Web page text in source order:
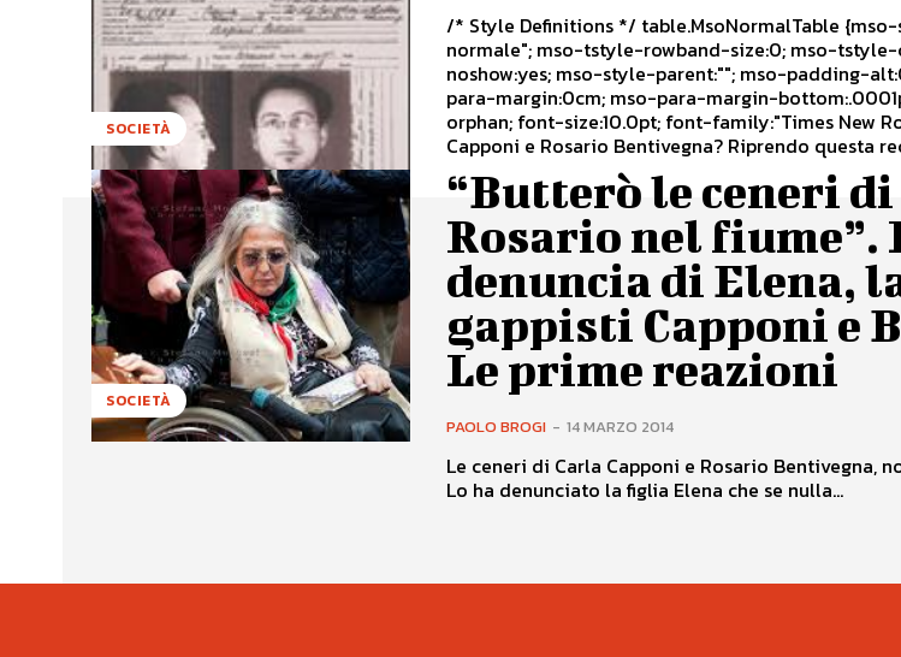
SOCIETÀ
/* Style Definitions */ table.MsoNormalTable {mso-style-name:"Tabella
normale"; mso-tstyle-rowband-size:0; mso-tstyle-colband-size:0; mso-style-
noshow:yes; mso-style-parent:""; mso-padding-alt:0cm 5.4pt 0cm 5.4pt; mso-
para-margin:0cm; mso-para-margin-bottom:.0001pt; mso-pagination:widow-
orphan; font-size:10.0pt; font-family:"Times New Roman";} Chi erano Carla
Capponi e Rosario Bentivegna? Riprendo questa
SOCIETÀ
“Butterò le ceneri di
Rosario nel fiume”.
denuncia di Elena,
gappisti Capponi e
Le prime reazioni
PAOLO BROGI - 14 MARZO 2014
Le ceneri di Carla Capponi e Rosario Bentivegna,
Lo ha denunciato la figlia Elena che se nulla...